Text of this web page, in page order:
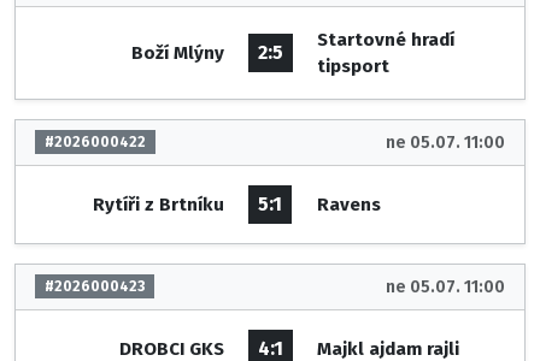
Boží Mlýny 2:5
Startovné hradí
tipsport
#2026000422 ne 05.07. 11:00
Rytíři z Brtníku 5:1 Ravens
#2026000423 ne 05.07. 11:00
DROBCI GKS 4:1 Majkl ajdam rajli